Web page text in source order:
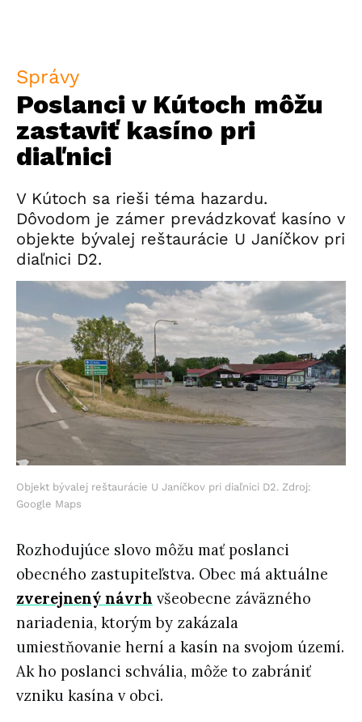
Správy
Poslanci v Kútoch môžu
zastaviť kasíno pri
diaľnici
V Kútoch sa rieši téma hazardu.
Dôvodom je zámer prevádzkovať kasíno v
objekte bývalej reštaurácie U Janíčkov pri
diaľnici D2.
Objekt bývalej reštaurácie U Janíčkov pri diaľnici D2. Zdroj:
Google Maps
Rozhodujúce slovo môžu mať poslanci
obecného zastupiteľstva. Obec má aktuálne
zverejnený návrh všeobecne záväzného
nariadenia, ktorým by zakázala
umiestňovanie herní a kasín na svojom území.
Ak ho poslanci schvália, môže to zabrániť
vzniku kasína v obci.